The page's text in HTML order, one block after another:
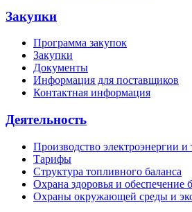
Закупки
Программа закупок
Закупки
Документы
Информация для поставщиков
Контактная информация
Деятельность
Производство электроэнергии и
Тарифы
Структура топливного баланса
Охрана здоровья и обеспечение
Охраны окружающей среды и